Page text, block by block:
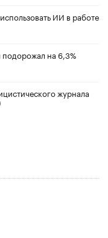
ИИ в работе
на 6,3%
журнала